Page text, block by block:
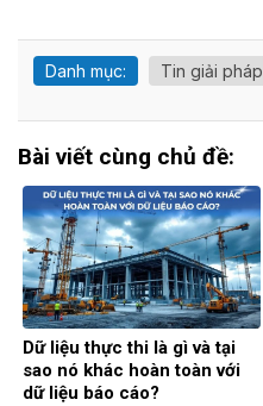
Danh mục: Tin giải pháp
Bài viết cùng chủ đề:
Dữ liệu thực thi là gì và tại
sao nó khác hoàn toàn với
dữ liệu báo cáo?